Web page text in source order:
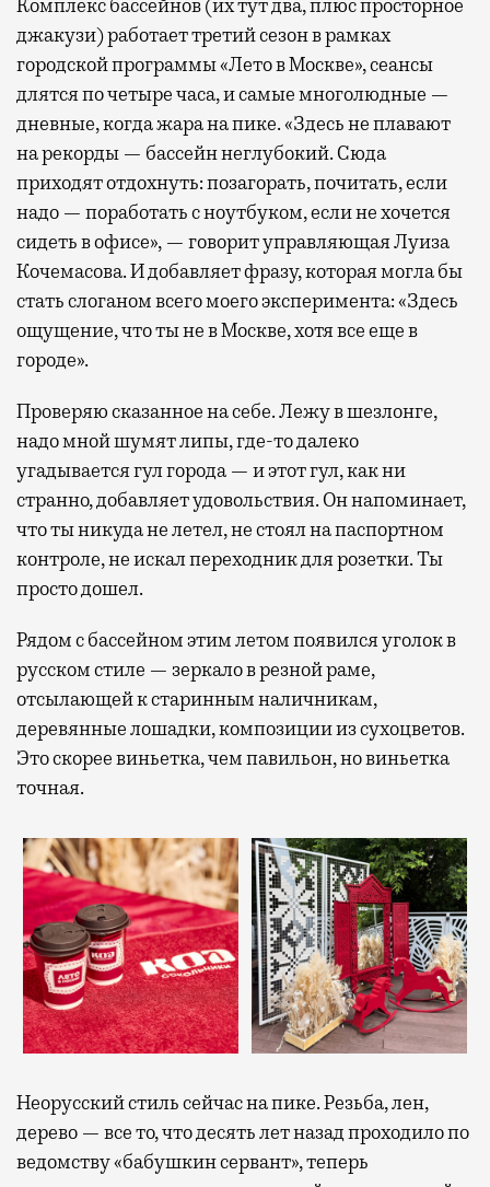
Комплекс бассейнов (их тут два, плюс просторное
джакузи) работает третий сезон в рамках
городской программы «Лето в Москве», сеансы
длятся по четыре часа, и самые многолюдные —
дневные, когда жара на пике. «Здесь не плавают
на рекорды — бассейн неглубокий. Сюда
приходят отдохнуть: позагорать, почитать, если
надо — поработать с ноутбуком, если не хочется
сидеть в офисе», — говорит управляющая Луиза
Кочемасова. И добавляет фразу, которая могла бы
стать слоганом всего моего эксперимента: «Здесь
ощущение, что ты не в Москве, хотя все еще в
городе».
Проверяю сказанное на себе. Лежу в шезлонге,
надо мной шумят липы, где-то далеко
угадывается гул города — и этот гул, как ни
странно, добавляет удовольствия. Он напоминает,
что ты никуда не летел, не стоял на паспортном
контроле, не искал переходник для розетки. Ты
просто дошел.
Рядом с бассейном этим летом появился уголок в
русском стиле — зеркало в резной раме,
отсылающей к старинным наличникам,
деревянные лошадки, композиции из сухоцветов.
Это скорее виньетка, чем павильон, но виньетка
точная.
Неорусский стиль сейчас на пике. Резьба, лен,
дерево — все то, что десять лет назад проходило по
ведомству «бабушкин сервант», теперь